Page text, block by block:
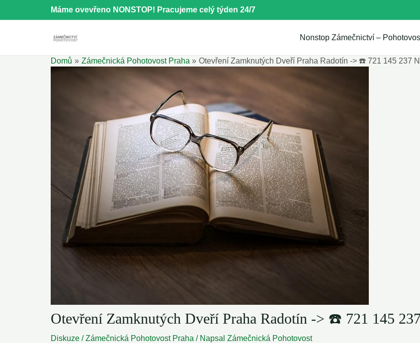
na
Máme ovevřeno NONSTOP! Pracujeme celý týden 24/7
Nonstop Zámečnictví –
Domů Zámečnická Pohotovost Praha Otevření Zamknutých Dveří Praha Radotín -> ☎️ 721 145 237
Otevření Zamknutých Dveří Praha Radotín -> ☎️ 721 145
Diskuze /Zámečnická Pohotovost Praha / Napsal Zámečnická Pohotovost